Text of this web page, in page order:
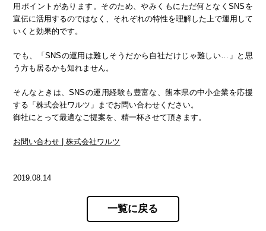
用ポイントがあります。そのため、やみくもにただ何となくSNSを
宣伝に活用するのではなく、それぞれの特性を理解した上で運用して
いくと効果的です。
でも、「SNSの運用は難しそうだから自社だけじゃ難しい…」と思
う方も居るかも知れません。
そんなときは、SNSの運用経験も豊富な、熊本県の中小企業を応援
する「株式会社ワルツ」までお問い合わせください。
御社にとって最適なご提案を、精一杯させて頂きます。
お問い合わせ | 株式会社ワルツ
2019.08.14
一覧に戻る